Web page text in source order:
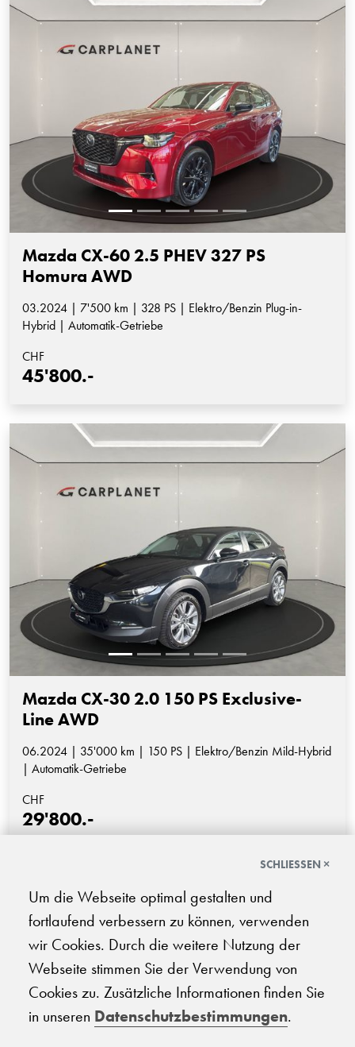
Mazda CX-60 2.5 PHEV 327 PS
Homura AWD
03.2024 | 7'500 km | 328 PS | Elektro/Benzin Plug-in-
Hybrid | Automatik-Getriebe
CHF
45'800.-
Mazda CX-30 2.0 150 PS Exclusive-
Line AWD
06.2024 | 35'000 km | 150 PS | Elektro/Benzin Mild-Hybrid
| Automatik-Getriebe
CHF
29'800.-
1 2 3
FINDEN SIE IHR
SCHLIESSEN ×
Um die Webseite optimal gestalten und
fortlaufend verbessern zu können, verwenden
wir Cookies. Durch die weitere Nutzung der
Webseite stimmen Sie der Verwendung von
Cookies zu. Zusätzliche Informationen finden Sie
in unseren Datenschutzbestimmungen.